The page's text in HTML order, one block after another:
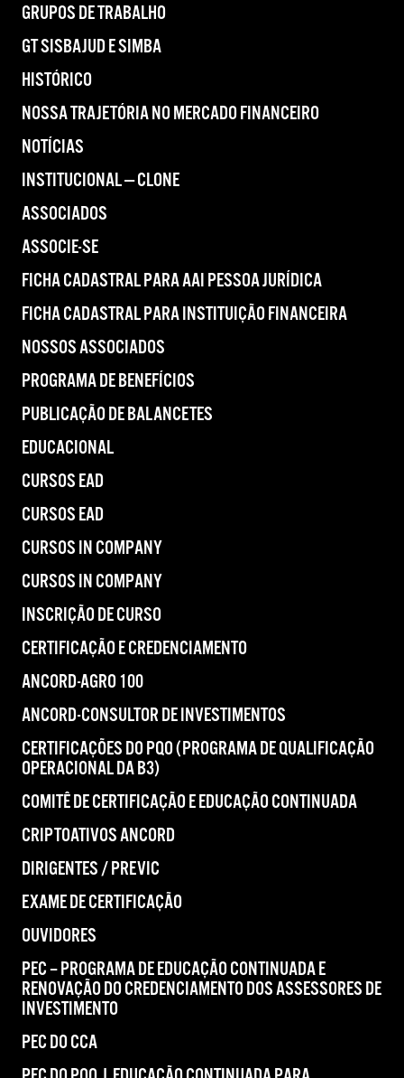
GRUPOS DE TRABALHO
GT SISBAJUD E SIMBA
HISTÓRICO
NOSSA TRAJETÓRIA NO MERCADO FINANCEIRO
NOTÍCIAS
INSTITUCIONAL — CLONE
ASSOCIADOS
ASSOCIE-SE
FICHA CADASTRAL PARA AAI PESSOA JURÍDICA
FICHA CADASTRAL PARA INSTITUIÇÃO FINANCEIRA
NOSSOS ASSOCIADOS
PROGRAMA DE BENEFÍCIOS
PUBLICAÇÃO DE BALANCETES
EDUCACIONAL
CURSOS EAD
CURSOS EAD
CURSOS IN COMPANY
CURSOS IN COMPANY
INSCRIÇÃO DE CURSO
CERTIFICAÇÃO E CREDENCIAMENTO
ANCORD-AGRO 100
ANCORD-CONSULTOR DE INVESTIMENTOS
CERTIFICAÇÕES DO PQO (PROGRAMA DE QUALIFICAÇÃO
OPERACIONAL DA B3)
COMITÊ DE CERTIFICAÇÃO E EDUCAÇÃO CONTINUADA
CRIPTOATIVOS ANCORD
DIRIGENTES / PREVIC
EXAME DE CERTIFICAÇÃO
OUVIDORES
PEC – PROGRAMA DE EDUCAÇÃO CONTINUADA E
RENOVAÇÃO DO CREDENCIAMENTO DOS ASSESSORES DE
INVESTIMENTO
PEC DO CCA